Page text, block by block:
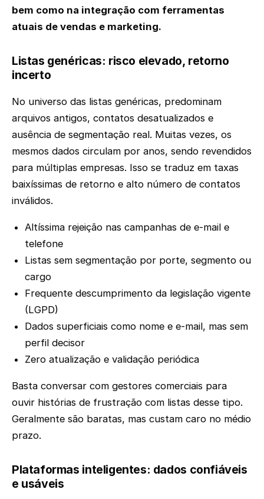
bem como na integração com ferramentas
atuais de vendas e marketing.
Listas genéricas: risco elevado, retorno
incerto
No universo das listas genéricas, predominam
arquivos antigos, contatos desatualizados e
ausência de segmentação real. Muitas vezes, os
mesmos dados circulam por anos, sendo revendidos
para múltiplas empresas. Isso se traduz em taxas
baixíssimas de retorno e alto número de contatos
inválidos.
Altíssima rejeição nas campanhas de e-mail e
telefone
Listas sem segmentação por porte, segmento ou
cargo
Frequente descumprimento da legislação vigente
(LGPD)
Dados superficiais como nome e e-mail, mas sem
perfil decisor
Zero atualização e validação periódica
Basta conversar com gestores comerciais para
ouvir histórias de frustração com listas desse tipo.
Geralmente são baratas, mas custam caro no médio
prazo.
Plataformas inteligentes: dados confiáveis
e usáveis